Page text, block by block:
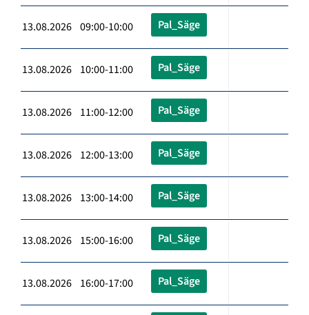
13.08.2026 09:00-10:00 Pal_Säge
13.08.2026 10:00-11:00 Pal_Säge
13.08.2026 11:00-12:00 Pal_Säge
13.08.2026 12:00-13:00 Pal_Säge
13.08.2026 13:00-14:00 Pal_Säge
13.08.2026 15:00-16:00 Pal_Säge
13.08.2026 16:00-17:00 Pal_Säge